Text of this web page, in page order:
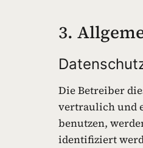
3.
Die Betreiber
vertraulich und
benutzen,
identifiziert